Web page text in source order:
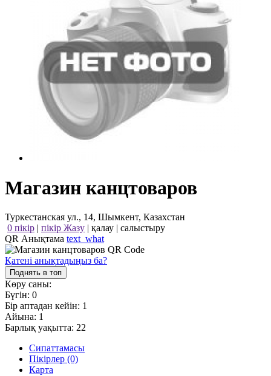
Магазин канцтоваров
Туркестанская ул., 14, Шымкент, Казахстан
0 пікір | пікір Жазу | қалау | салыстыру
QR Анықтама text_what
Қатені анықтадыңыз ба?
Поднять в топ
Көру саны:
Бүгін: 0
Бір аптадан кейін: 1
Айына: 1
Барлық уақытта: 22
Сипаттамасы
Пікірлер (0)
Карта